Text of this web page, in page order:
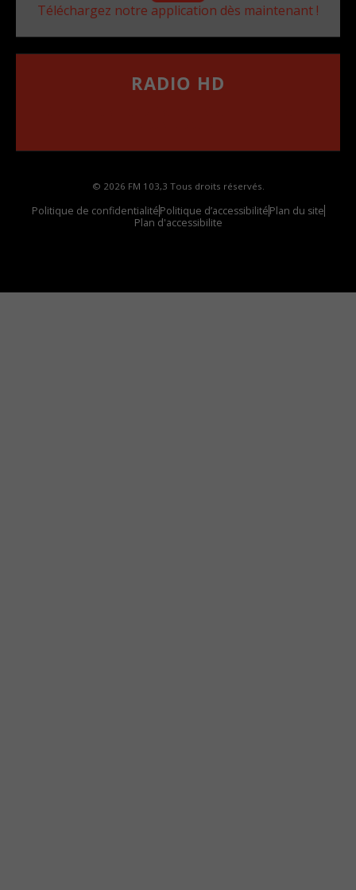
Téléchargez notre application dès maintenant !
RADIO HD
© 2026 FM 103,3 Tous droits réservés.
Politique de confidentialitéPolitique d’accessibilitéPlan du site
Plan d'accessibilite